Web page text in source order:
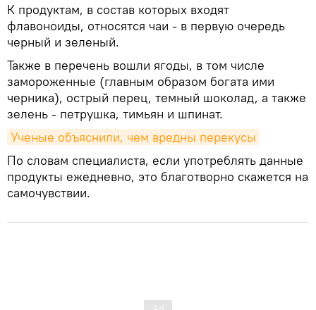
К продуктам, в состав которых входят
флавоноиды, относятся чаи - в первую очередь
черный и зеленый.
Также в перечень вошли ягоды, в том числе
замороженные (главным образом богата ими
черника), острый перец, темный шоколад, а также
зелень - петрушка, тимьян и шпинат.
Ученые объяснили, чем вредны перекусы
По словам специалиста, если употреблять данные
продукты ежедневно, это благотворно скажется на
самочувствии.